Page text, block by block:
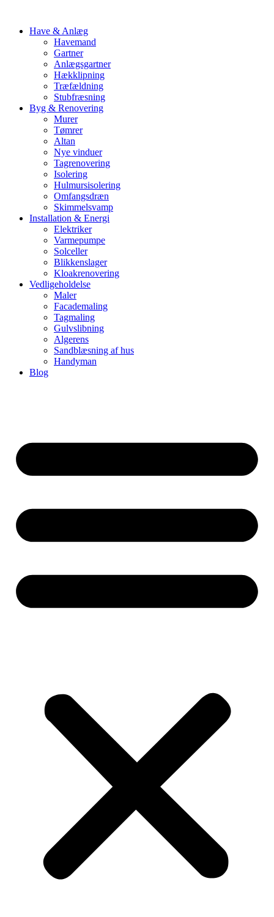
Have & Anlæg
Havemand
Gartner
Anlægsgartner
Hækklipning
Træfældning
Stubfræsning
Byg & Renovering
Murer
Tømrer
Altan
Nye vinduer
Tagrenovering
Isolering
Hulmursisolering
Omfangsdræn
Skimmelsvamp
Installation & Energi
Elektriker
Varmepumpe
Solceller
Blikkenslager
Kloakrenovering
Vedligeholdelse
Maler
Facademaling
Tagmaling
Gulvslibning
Algerens
Sandblæsning af hus
Handyman
Blog